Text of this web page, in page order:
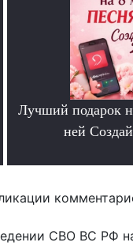
Лучший подарок
ней
СВО ВС РФ